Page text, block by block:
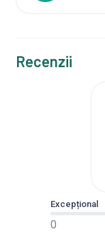
Recenzii
Excepțional
0